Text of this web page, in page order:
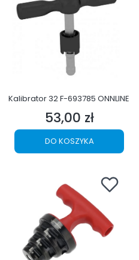
Kalibrator 32 F-693785 ONNLINE
Cena
53,00 zł
DO KOSZYKA